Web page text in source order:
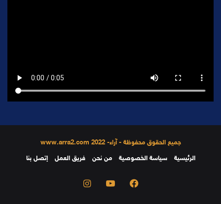
جميع الحقوق محفوظة - آراء- 2022 www.arra2.com
الرئيسية
سياسة الخصوصية من نحن فريق العمل إتصل بنا
فيسبوك يوتيوب